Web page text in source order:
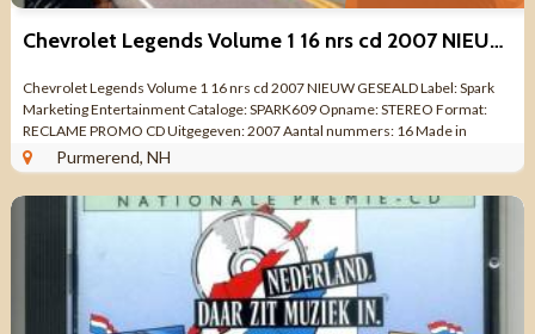
Chevrolet Legends Volume 1 16 nrs cd 2007 NIEUW GESEALD
Chevrolet Legends Volume 1 16 nrs cd 2007 NIEUW GESEALD Label: Spark
Marketing Entertainment Cataloge: SPARK609 Opname: STEREO Format:
RECLAME PROMO CD Uitgegeven: 2007 Aantal nummers: 16 Made in
HOLLAND Genre: RECLAME CD ...
Purmerend, NH